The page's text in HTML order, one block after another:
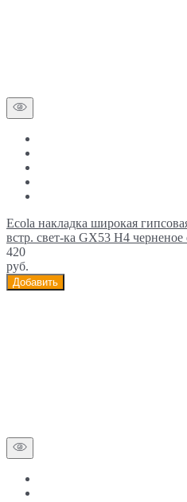
Ecola накладка широкая
встр. свет-ка GX53 H4 черненое
420
руб.
Добавить